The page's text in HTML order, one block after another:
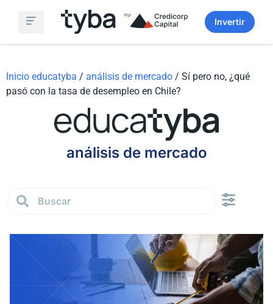
Invertir
Inicio educatyba / análisis de mercado / Sí pero no, ¿qué
pasó con la tasa de desempleo en Chile?
análisis de mercado